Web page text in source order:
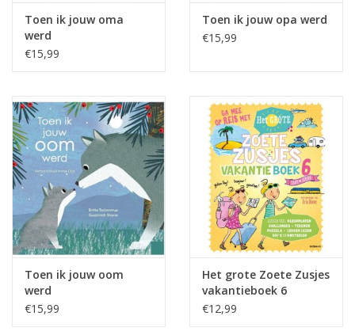
Toen ik jouw oma
werd
€15,99
Toen ik jouw opa werd
€15,99
Toen ik jouw oom
werd
€15,99
Het grote Zoete Zusjes
vakantieboek 6
€12,99